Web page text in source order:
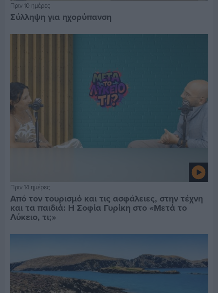
Πριν 10 ημέρες
Σύλληψη για ηχορύπανση
Πριν 14 ημέρες
Από τον τουρισμό και τις ασφάλειες, στην τέχνη
και τα παιδιά: Η Σοφία Γυρίκη στο «Μετά το
Λύκειο, τι;»